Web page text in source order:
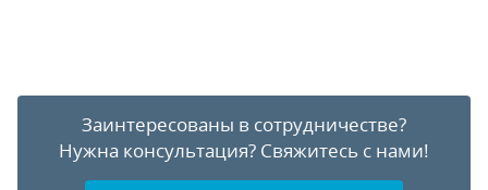
Заинтересованы в сотрудничестве?
Нужна консультация? Свяжитесь с нами!